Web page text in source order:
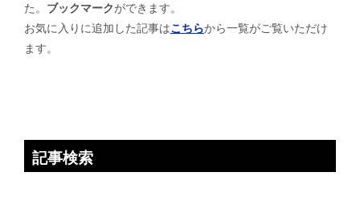
た。 ブックマークができます。
お気に入りに追加した記事はこちらから一覧がご覧いただけ
ます。
記事検索